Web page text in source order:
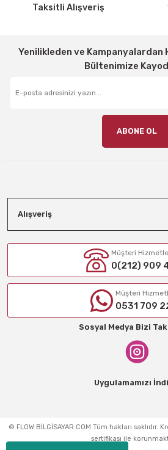
Taksitli Alışveriş
Yenilikleden ve Kampanyalardan
Bültenimize
ABONE OL
Alışveriş
Müşteri
0(212) 909
Müşteri
0531 709
Sosyal Medya Bizi
Uygulamamızı
© FLOW BİLGİSAYAR.COM Tüm hakları saklıdır.
sertifikası ile